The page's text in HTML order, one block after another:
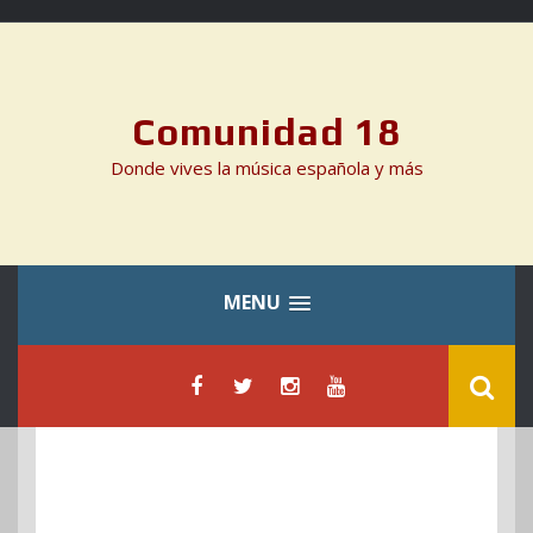
Comunidad 18
Donde vives la música española y más
MENU